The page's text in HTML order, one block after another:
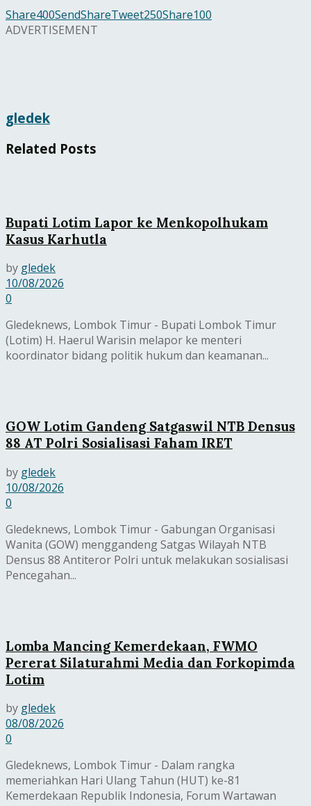
Share400SendShareTweet250Share100
ADVERTISEMENT
gledek
Related Posts
Bupati Lotim Lapor ke Menkopolhukam
Kasus Karhutla
by gledek
10/08/2026
0
Gledeknews, Lombok Timur - Bupati Lombok Timur
(Lotim) H. Haerul Warisin melapor ke menteri
koordinator bidang politik hukum dan keamanan...
GOW Lotim Gandeng Satgaswil NTB Densus
88 AT Polri Sosialisasi Faham IRET
by gledek
10/08/2026
0
Gledeknews, Lombok Timur - Gabungan Organisasi
Wanita (GOW) menggandeng Satgas Wilayah NTB
Densus 88 Antiteror Polri untuk melakukan sosialisasi
Pencegahan...
Lomba Mancing Kemerdekaan, FWMO
Pererat Silaturahmi Media dan Forkopimda
Lotim
by gledek
08/08/2026
0
Gledeknews, Lombok Timur - Dalam rangka
memeriahkan Hari Ulang Tahun (HUT) ke-81
Kemerdekaan Republik Indonesia, Forum Wartawan